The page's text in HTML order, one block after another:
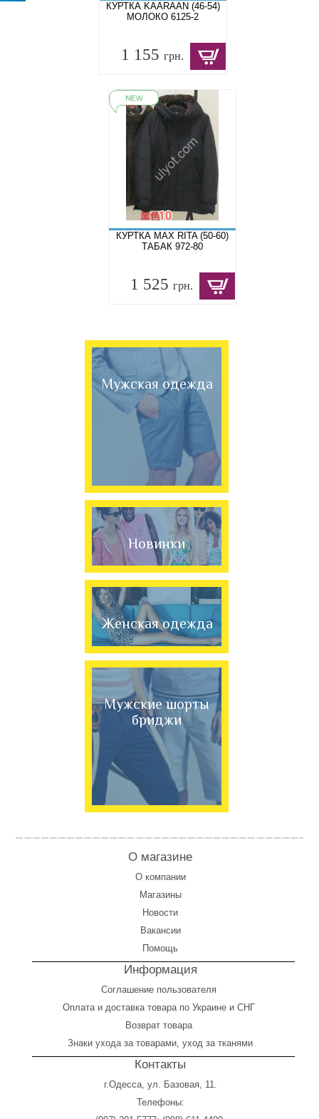
КУРТКА KAARAAN (46-54)
МОЛОКО 6125-2
1 155грн.
КУРТКА MAX RITA (50-60)
ТАБАК 972-80
1 525грн.
Мужская одежда
Новинки
Женская одежда
Мужские шорты
бриджи
О магазине
О компании
Магазины
Новости
Вакансии
Помощь
Информация
Соглашение пользователя
Оплатаи доставка товара по Украине и СНГ
Возврат товара
Знаки ухода за товарами, уход за тканями
Контакты
г.Одесса, ул. Базовая, 11.
Телефоны: